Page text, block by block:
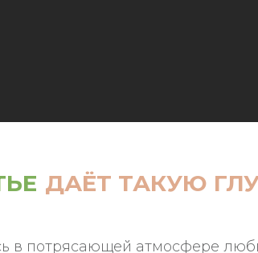
в потрясающей атмосфере
ДАЁТ ТАКУЮ